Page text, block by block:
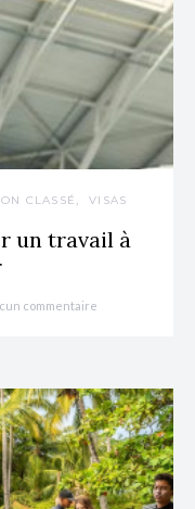
CLASSÉ VISAS
un travail à
commentaire